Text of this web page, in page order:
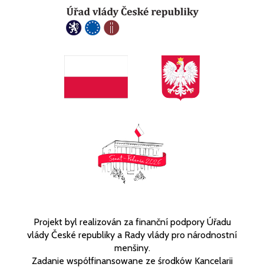
Projekt byl realizován za finanční podpory Úřadu
vlády České republiky a Rady vlády pro národnostní
menšiny.
Zadanie współfinansowane ze środków Kancelarii